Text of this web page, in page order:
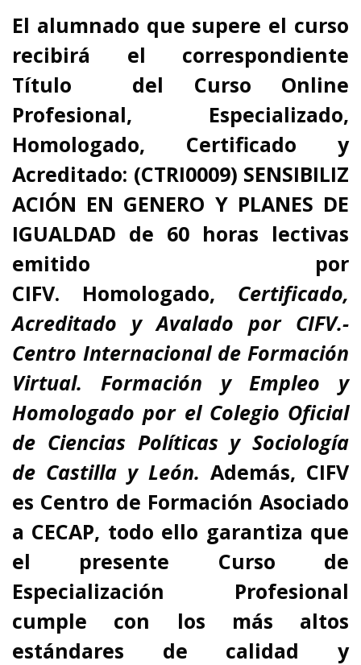
El alumnado que supere el curso
recibirá el correspondiente
Título del Curso Online
Profesional, Especializado,
Homologado, Certificado y
Acreditado: (CTRI0009) SENSIBILIZ
ACIÓN EN GENERO Y PLANES DE
IGUALDAD de 60 horas lectivas
emitido por
CIFV. Homologado, Certificado,
Acreditado y Avalado por CIFV.-
Centro Internacional de Formación
Virtual. Formación y Empleo y
Homologado por el Colegio Oficial
de Ciencias Políticas y Sociología
de Castilla y León. Además, CIFV
es Centro de Formación Asociado
a CECAP, todo ello garantiza que
el presente Curso de
Especialización Profesional
cumple con los más altos
estándares de calidad y